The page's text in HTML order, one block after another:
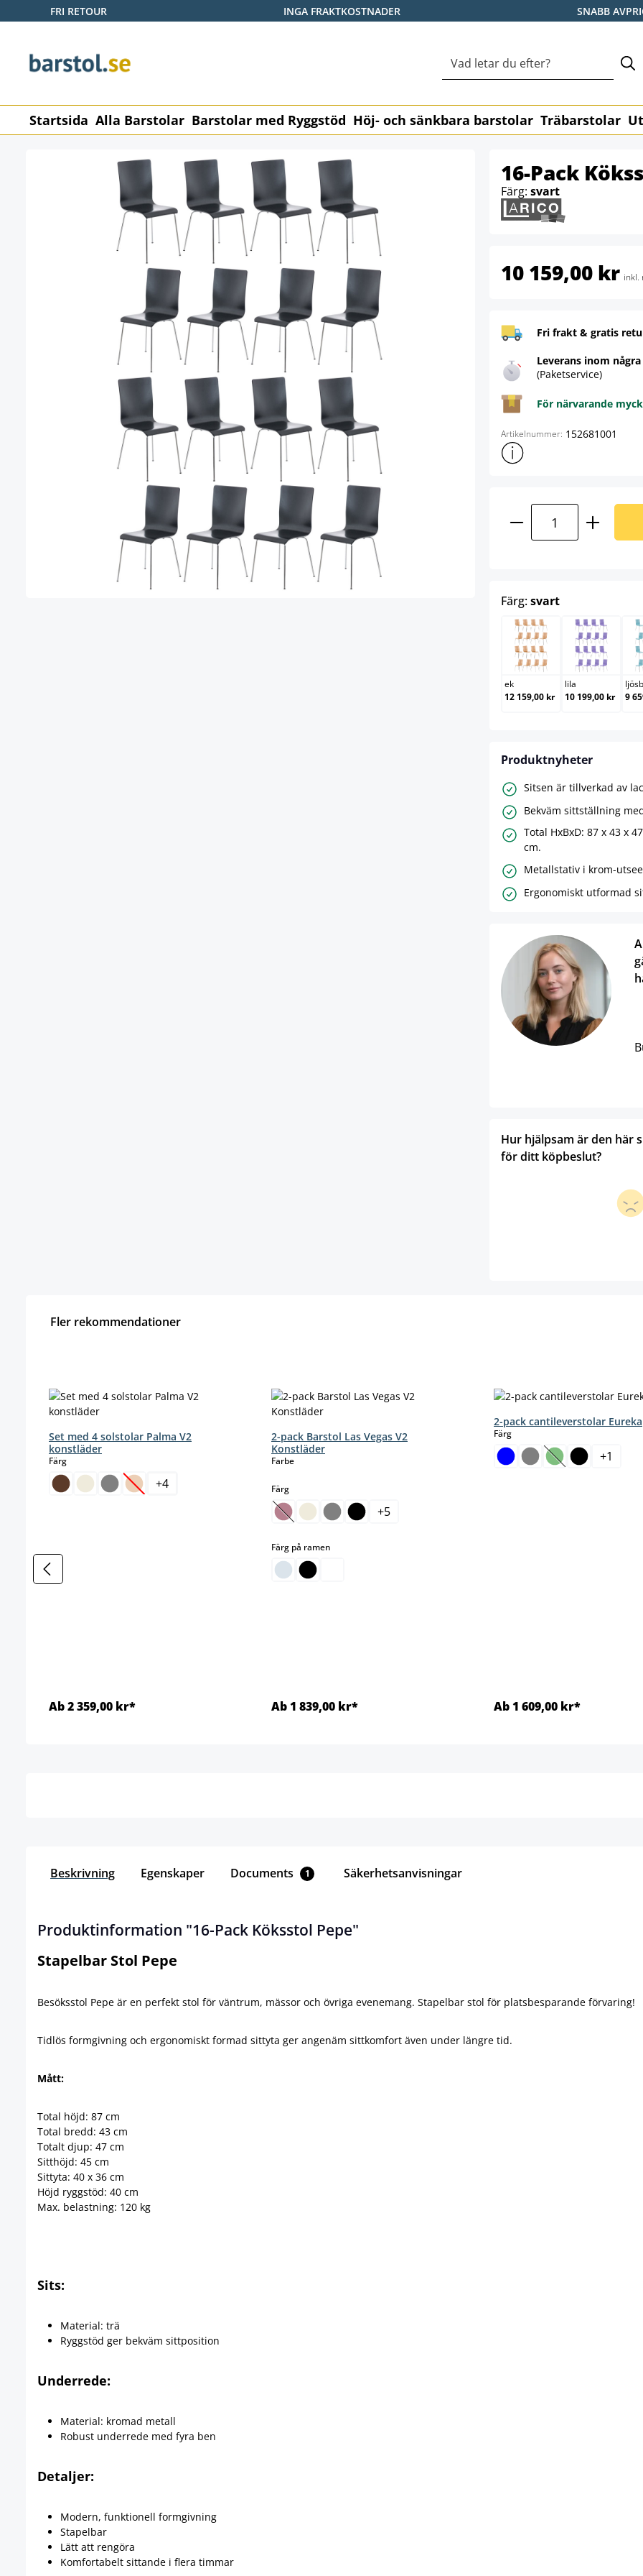
till huvudinnehåll
Hoppa till sökning
Hoppa till huvudnavigering
FRI RETOUR INGA FRAKTKOSTNADER SNABB
Startsida Alla Barstolar Barstolar med Ryggstöd Höj- och sänkbara barstolar Träbarstolar
16-Pack
Färg: svart
10 159,00 kr inkl.
Fri frakt & gratis
Leverans inom
(Paketservice)
För närvarande
Artikelnummer: 152681001
Visa mer produktinformation
Färg:svartselect
ek
ek
12 159,00 kr
lila
lila
10 199,00 kr
9
Produktnyheter
Sitsen är tillverkad av
Bekväm sittställning
Total HxBxD: 87 x 43 x
cm.
Metallstativ i krom-
Ergonomiskt utformad
Hur hjälpsam är den här
för ditt köpbeslut?
Fler rekommendationer
Set med 4 solstolar Palma V2
konstläder
Färgselect
(Det här alternativet är för närvarande inte tillgängligt.)
+4
Ab 2 359,00 kr*
2-pack Barstol Las Vegas V2
Konstläder
Farbeselect
Färgselect
(Det här alternativet är för närvarande inte tillgängligt.)
+5
Färg på ramen
Ab 1 839,00 kr*
2-pack cantileverstolar Eureka
Färgselect
(Det här +1
Ab 1 609,00 kr*
Beskrivning Egenskaper Documents 1 Säkerhetsanvisningar
Produktinformation "16-Pack Köksstol Pepe"
Stapelbar Stol Pepe
Besöksstol Pepe är en perfekt stol för väntrum, mässor och övriga evenemang. Stapelbar stol för platsbesparande förvaring!
Tidlös formgivning och ergonomiskt formad sittyta ger angenäm sittkomfort även under längre tid.
Mått:
Total höjd: 87 cm
Total bredd: 43 cm
Totalt djup: 47 cm
Sitthöjd: 45 cm
Sittyta: 40 x 36 cm
Höjd ryggstöd: 40 cm
Max. belastning: 120 kg
Sits:
Material: trä
Ryggstöd ger bekväm sittposition
Underrede:
Material: kromad metall
Robust underrede med fyra ben
Detaljer:
Modern, funktionell formgivning
Stapelbar
Lätt att rengöra
Komfortabelt sittande i flera timmar